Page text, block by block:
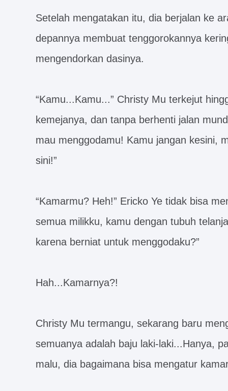
Setelah mengatakan itu, dia berjalan ke
depannya membuat tenggorokannya
mengendorkan dasinya.
“Kamu...Kamu...” Christy Mu terkejut
kemejanya, dan tanpa berhenti jalan
mau menggodamu! Kamu jangan kesini,
sini!”
“Kamarmu? Heh!” Ericko Ye tidak bisa
semua milikku, kamu dengan tubuh
karena berniat untuk menggodaku?”
Hah...Kamarnya?!
Christy Mu termangu, sekarang baru
semuanya adalah baju laki-laki...Hanya,
malu, dia bagaimana bisa mengatur